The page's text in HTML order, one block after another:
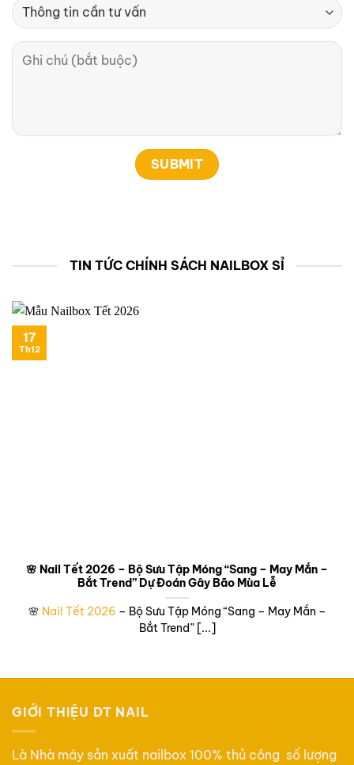
TIN TỨC CHÍNH SÁCH NAILBOX SỈ
🌸 Nail Tết 2026 – Bộ Sưu Tập Móng “Sang – May Mắn –
Bắt Trend” Dự Đoán Gây Bão Mùa Lễ
🌸 Nail Tết 2026 – Bộ Sưu Tập Móng “Sang – May Mắn –
Bắt Trend” [...]
17
Th12
GIỚI THIỆU DT NAIL
Là Nhà máy sản xuất nailbox 100% thủ công số lượng